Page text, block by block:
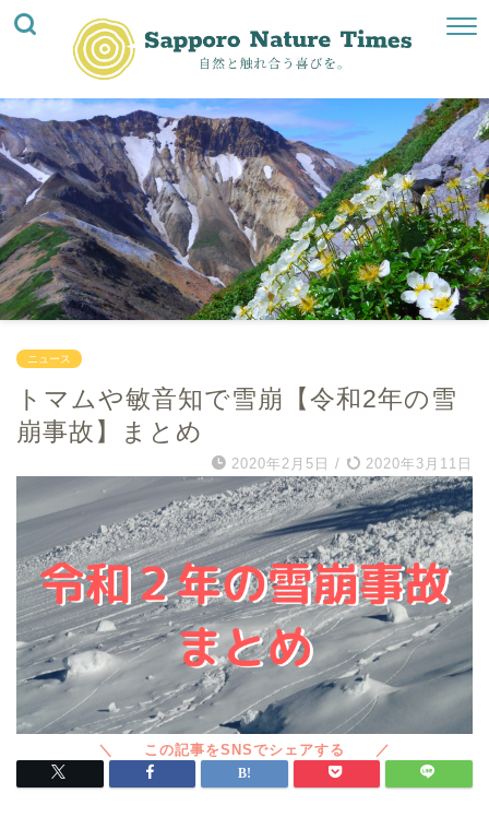
ニュース
トマムや敏音知で雪崩【令和2年の雪
崩事故】まとめ
2020年2月5日 / 2020年3月11日